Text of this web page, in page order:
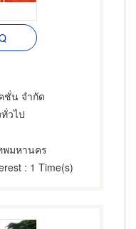
ชั่น จำกัด
วไป
พมหานคร
: 1 Time(s)